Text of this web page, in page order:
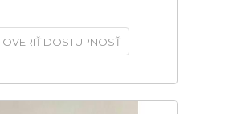
OVERIŤ DOSTUPNOSŤ